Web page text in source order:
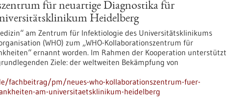
für neuartige Diagnostika für
Heidelberg
am Zentrum für Infektiologie des Universitätsklinikums
(WHO) zum „WHO-Kollaborationszentrum für
ernannt worden. Im Rahmen der Kooperation unterstützt
Ziele: der weltweiten Bekämpfung von
fachbeitrag/pm/neues-who-kollaborationszentrum-fuer-
am-universitaetsklinikum-heidelberg